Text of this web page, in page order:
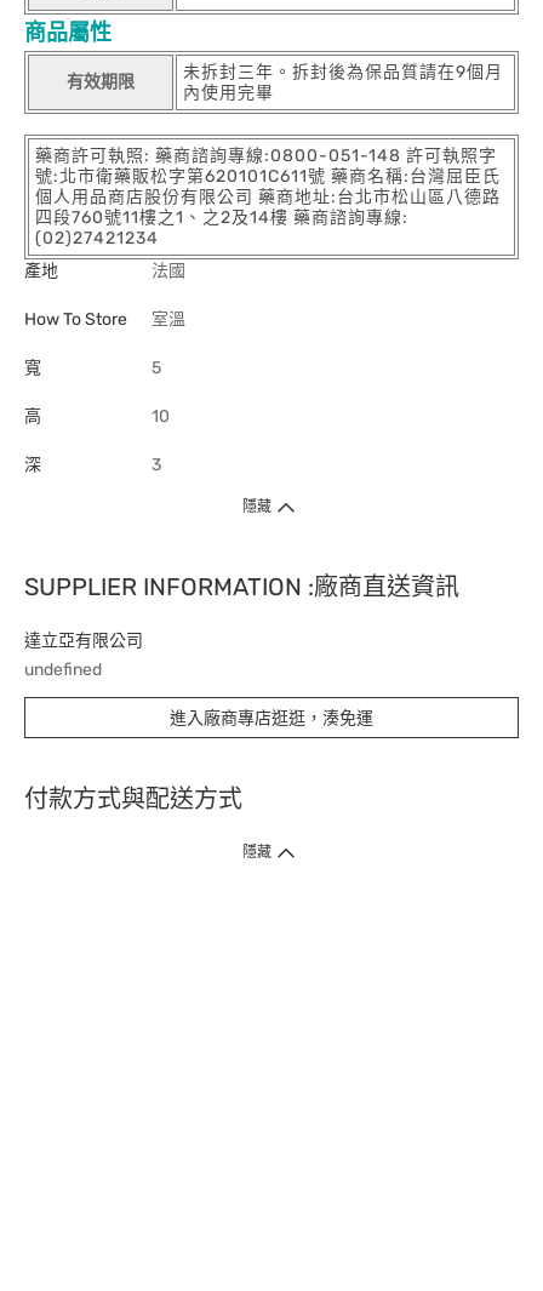
商品屬性
有效期限
未拆封三年。拆封後為保品質請在9個月
內使用完畢
藥商許可執照: 藥商諮詢專線:0800-051-148 許可執照字
號:北市衛藥販松字第620101C611號 藥商名稱:台灣屈臣氏
個人用品商店股份有限公司 藥商地址:台北市松山區八德路
四段760號11樓之1、之2及14樓 藥商諮詢專線:
(02)27421234
產地
法國
How To Store 室溫
寬 5
高 10
深 3
隱藏
SUPPLIER INFORMATION :廠商直送資訊
達立亞有限公司
undefined
進入廠商專店逛逛，湊免運
付款方式與配送方式
隱藏